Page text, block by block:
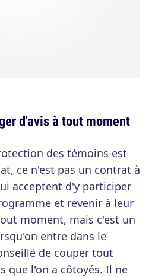
d'avis à tout moment
des témoins est
ce n'est pas un contrat à
acceptent d'y participer
et revenir à leur
moment, mais c'est un
entre dans le
de couper tout
que l'on a côtoyés. Il ne